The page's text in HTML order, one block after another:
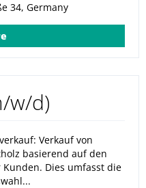
34, Germany
w/d)
Verkauf von
basierend auf den
Dies umfasst die